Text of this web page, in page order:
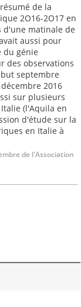
de la
2O16-2O17 en
d'une matinale de
aussi pour
du génie
des observations
septembre
2016
sur plusieurs
(l'Aquila en
d'étude sur la
en Italie à
de l'Association